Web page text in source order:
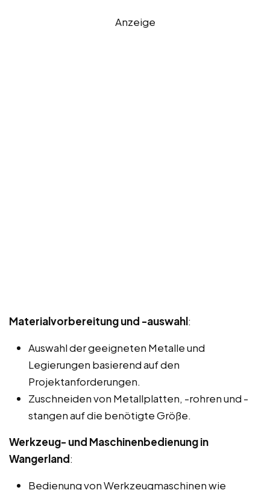
Anzeige
Materialvorbereitung und -auswahl:
Auswahl der geeigneten Metalle und
Legierungen basierend auf den
Projektanforderungen.
Zuschneiden von Metallplatten, -rohren und -
stangen auf die benötigte Größe.
Werkzeug- und Maschinenbedienung in
Wangerland:
Bedienung von Werkzeugmaschinen wie